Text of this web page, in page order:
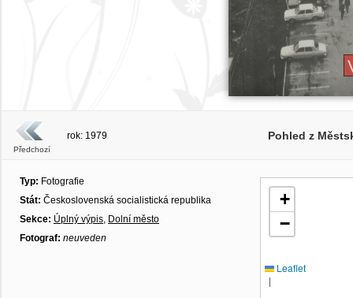
Předchozí
rok: 1979 Pohled z
Typ: Fotografie
Stát: Československá socialistická republika
Sekce: Úplný výpis, Dolní město
Fotograf: neuveden
+
−
Leaflet
|